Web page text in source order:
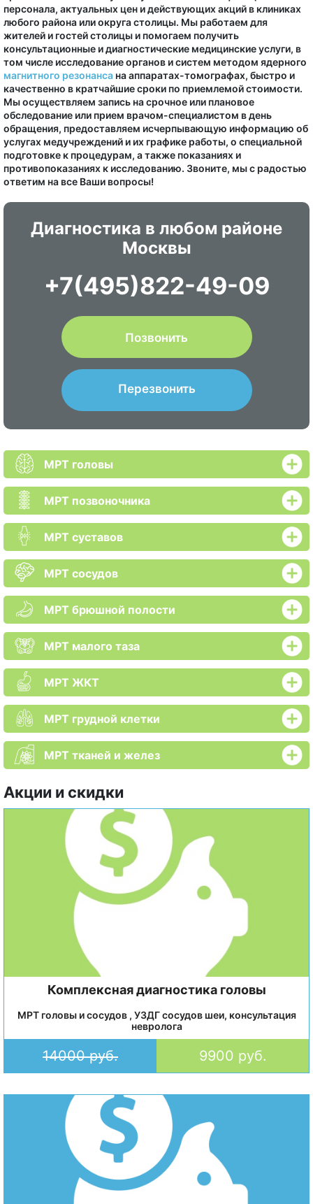
персонала, актуальных цен и действующих акций в клиниках
любого района или округа столицы. Мы работаем для
жителей и гостей столицы и помогаем получить
консультационные и диагностические медицинские услуги, в
том числе исследование органов и систем методом ядерного
магнитного резонанса на аппаратах-томографах, быстро и
качественно в кратчайшие сроки по приемлемой стоимости.
Мы осуществляем запись на срочное или плановое
обследование или прием врачом-специалистом в день
обращения, предоставляем исчерпывающую информацию об
услугах медучреждений и их графике работы, о специальной
подготовке к процедурам, а также показаниях и
противопоказаниях к исследованию. Звоните, мы с радостью
ответим на все Ваши вопросы!
Диагностика в любом районе
Москвы
+7(495)822-49-09
Позвонить
Перезвонить
МРТ головы
МРТ позвоночника
МРТ суставов
МРТ сосудов
МРТ брюшной полости
МРТ малого таза
МРТ ЖКТ
МРТ грудной клетки
МРТ тканей и желез
Акции и скидки
Комплексная диагностика головы
МРТ головы и сосудов , УЗДГ сосудов шеи, консультация
невролога
14000 руб. 9900 руб.